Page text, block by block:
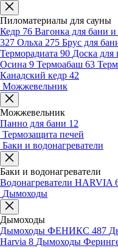
Пиломатериалы для сауны
Кедр 76 Вагонка для бани
327 Ольха 275 Брус для
Терморадиата 90 Доска для
Осина 9 Термоабаш 63
Канадский кедр 42
Можжевельник
Можжевельник
Панно для бани 12
Термозащита печей
Баки и водонагреватели
Баки и водонагреватели
Водонагреватели HARVIA
Дымоходы
Дымоходы
Дымоходы ФЕНИКС 487
Harvia 8 Дымоходы